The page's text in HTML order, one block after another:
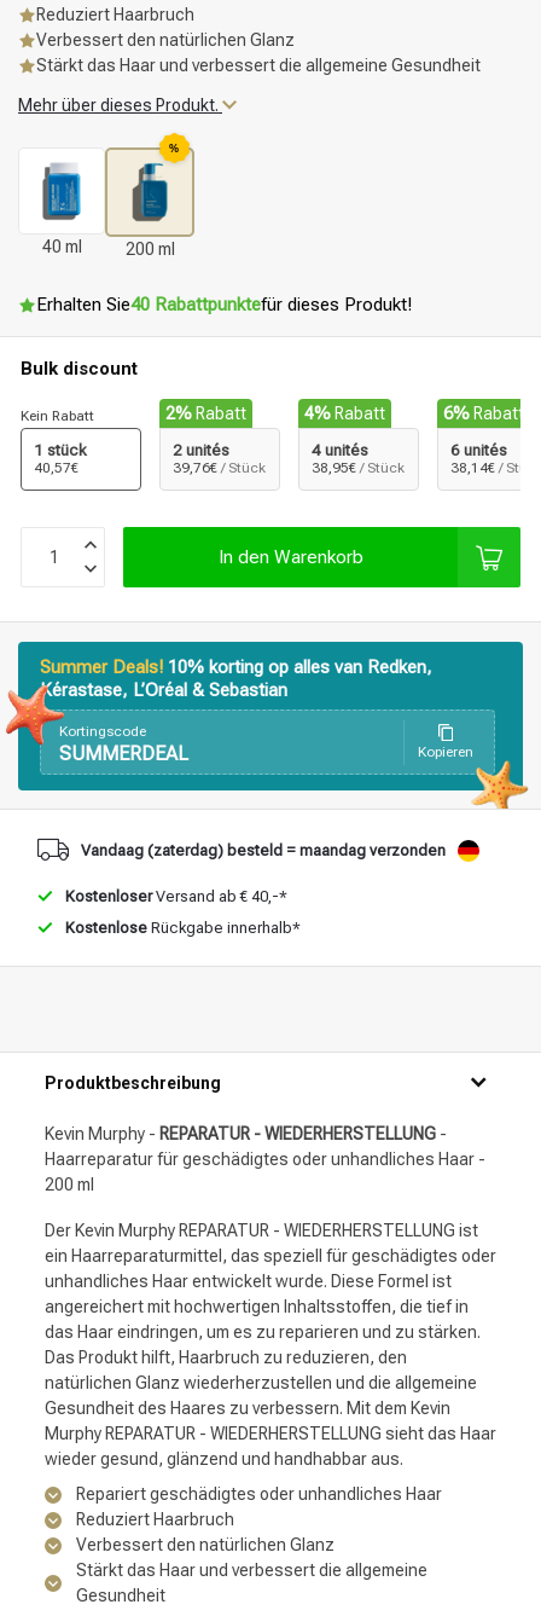
Reduziert Haarbruch
Verbessert den natürlichen Glanz
Stärkt das Haar und verbessert die allgemeine Gesundheit
Mehr über dieses Produkt.
40 ml
%
200 ml
Erhalten Sie40 Rabattpunktefür dieses Produkt!
Bulk discount
Kein Rabatt
1 stück
40,57€
2% Rabatt
2 unités
39,76€ / Stück
4% Rabatt
4 unités
38,95€ / Stück
6% Rabatt
6 unités
38,14€ /
In den Warenkorb
Summer Deals! 10% korting op alles van Redken,
Kérastase, L’Oréal & Sebastian
Kortingscode
SUMMERDEAL Kopieren
Vandaag (zaterdag) besteld = maandag verzonden
KostenloserVersand ab € 40,-*
Kostenlose Rückgabe innerhalb*
Produktbeschreibung
Kevin Murphy - REPARATUR - WIEDERHERSTELLUNG -
Haarreparatur für geschädigtes oder unhandliches Haar -
200 ml
Der Kevin Murphy REPARATUR - WIEDERHERSTELLUNG ist
ein Haarreparaturmittel, das speziell für geschädigtes oder
unhandliches Haar entwickelt wurde. Diese Formel ist
angereichert mit hochwertigen Inhaltsstoffen, die tief in
das Haar eindringen, um es zu reparieren und zu stärken.
Das Produkt hilft, Haarbruch zu reduzieren, den
natürlichen Glanz wiederherzustellen und die allgemeine
Gesundheit des Haares zu verbessern. Mit dem Kevin
Murphy REPARATUR - WIEDERHERSTELLUNG sieht das Haar
wieder gesund, glänzend und handhabbar aus.
Repariert geschädigtes oder unhandliches Haar
Reduziert Haarbruch
Verbessert den natürlichen Glanz
Stärkt das Haar und verbessert die allgemeine
Gesundheit